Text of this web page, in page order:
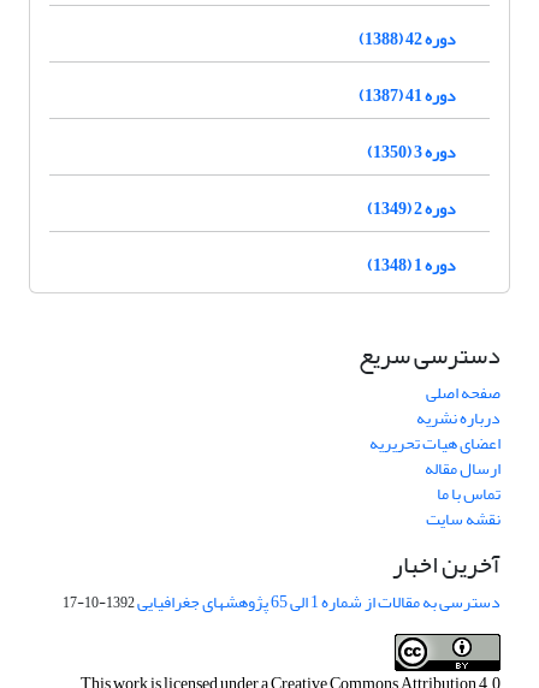
دوره 42 (1388)
دوره 41 (1387)
دوره 3 (1350)
دوره 2 (1349)
دوره 1 (1348)
دسترسی سریع
صفحه اصلی
درباره نشریه
اعضای هیات تحریریه
ارسال مقاله
تماس با ما
نقشه سایت
آخرین اخبار
دسترسی به مقالات از شماره 1 الی 65 پژوهشهای جغرافیایی 1392-10-17